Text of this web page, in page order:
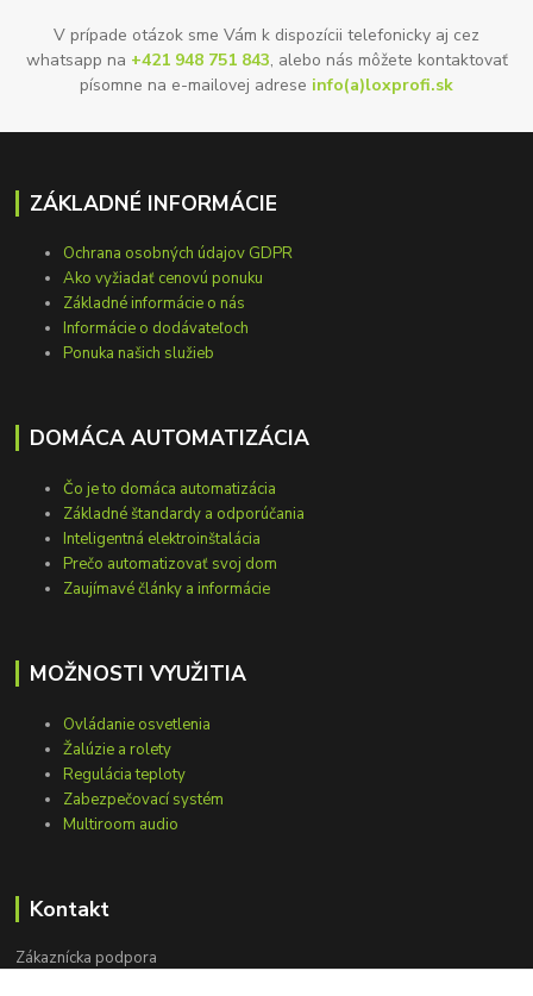
V prípade otázok sme Vám k dispozícii telefonicky aj cez
whatsapp na +421 948 751 843, alebo nás môžete kontaktovať
písomne na e-mailovej adrese info(a)loxprofi.sk
ZÁKLADNÉ INFORMÁCIE
Ochrana osobných údajov GDPR
Ako vyžiadať cenovú ponuku
Základné informácie o nás
Informácie o dodávateľoch
Ponuka našich služieb
DOMÁCA AUTOMATIZÁCIA
Čo je to domáca automatizácia
Základné štandardy a odporúčania
Inteligentná elektroinštalácia
Prečo automatizovať svoj dom
Zaujímavé články a informácie
MOŽNOSTI VYUŽITIA
Ovládanie osvetlenia
Žalúzie a rolety
Regulácia teploty
Zabezpečovací systém
Multiroom audio
Kontakt
Zákaznícka podpora